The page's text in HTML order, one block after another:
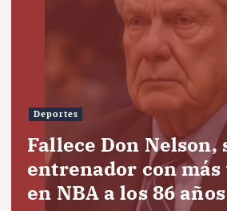
Deportes
Fallece Don Nelson,
entrenador con
en NBA a los 86 años